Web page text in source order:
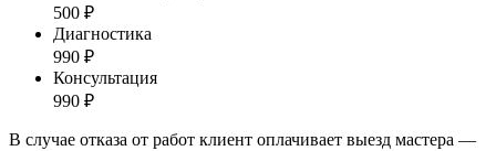
500 ₽
Диагностика
990 ₽
Консультация
990 ₽
В случае отказа от работ клиент оплачивает выезд мастера —